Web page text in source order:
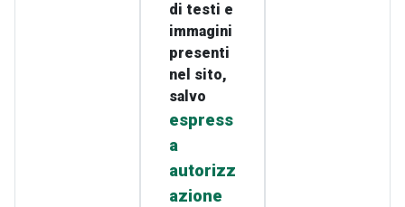
di testi e
immagini
presenti
nel sito,
salvo
espress
a
autorizz
azione